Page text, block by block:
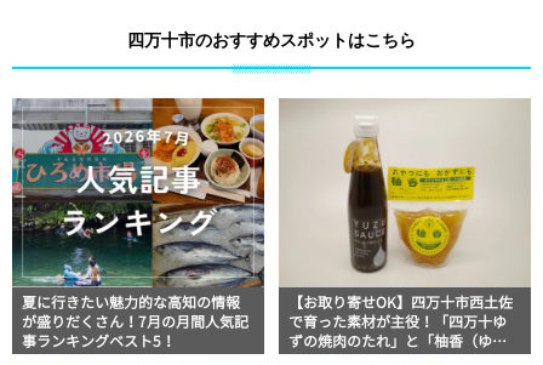
四万十市のおすすめスポットはこちら
夏に行きたい魅力的な高知の情報
が盛りだくさん！7月の月間人気記
事ランキングベスト5！
【お取り寄せOK】四万十市西土佐
で育った素材が主役！「四万十ゆ
ずの焼肉のたれ」と「柚香（ゆこ